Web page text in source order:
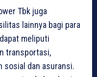
Tbk juga
lainnya bagi para
meliputi
transportasi,
sosial dan asuransi.